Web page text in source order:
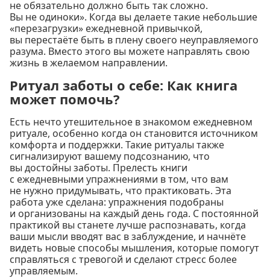
не обязательно должно быть так сложно.
Вы не одиноки». Когда вы делаете такие небольшие
«перезагрузки» ежедневной привычкой,
вы перестаёте быть в плену своего неуправляемого
разума. Вместо этого вы можете направлять свою
жизнь в желаемом направлении.
Ритуал заботы о себе: Как книга
может помочь?
Есть нечто утешительное в знакомом ежедневном
ритуале, особенно когда он становится источником
комфорта и поддержки. Такие ритуалы также
сигнализируют вашему подсознанию, что
вы достойны заботы. Прелесть книги
с ежедневными упражнениями в том, что вам
не нужно придумывать, что практиковать. Эта
работа уже сделана: упражнения подобраны
и организованы на каждый день года. С постоянной
практикой вы станете лучше распознавать, когда
ваши мысли вводят вас в заблуждение, и начнёте
видеть новые способы мышления, которые помогут
справляться с тревогой и сделают стресс более
управляемым.